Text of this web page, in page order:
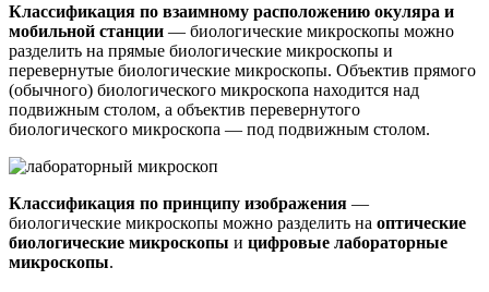
Классификация по взаимному расположению окуляра и
мобильной станции — биологические микроскопы можно
разделить на прямые биологические микроскопы и
перевернутые биологические микроскопы. Объектив прямого
(обычного) биологического микроскопа находится над
подвижным столом, а объектив перевернутого
биологического микроскопа — под подвижным столом.
Классификация по принципу изображения —
биологические микроскопы можно разделить на оптические
биологические микроскопы и цифровые лабораторные
микроскопы.